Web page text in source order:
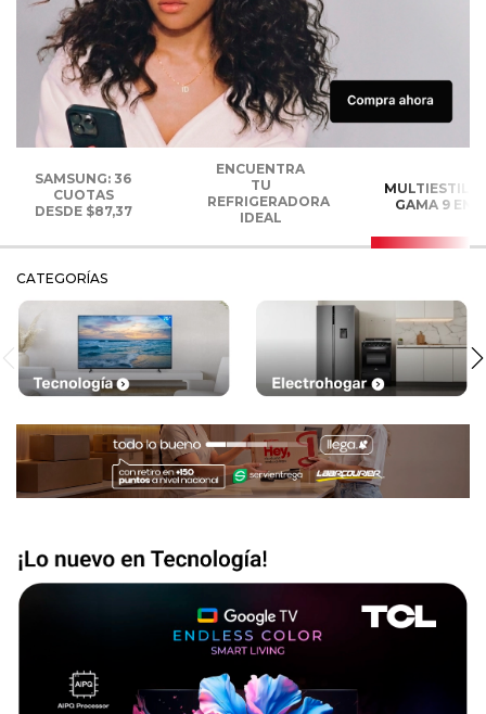
SAMSUNG: 36
CUOTAS
DESDE $87,37
ENCUENTRA
TU
REFRIGERADORA
IDEAL
GAMA 9 EN 1
CATEGORÍAS